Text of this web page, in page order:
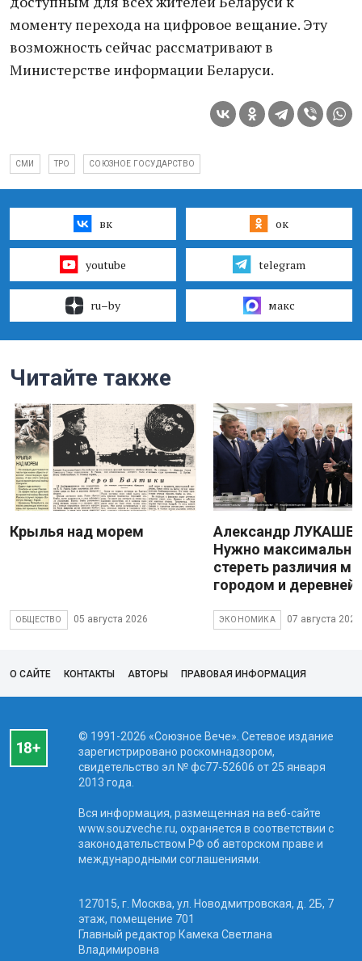
моменту перехода на цифровое вещание. Эту
возможность сейчас рассматривают в
Министерстве информации Беларуси.
СМИ ТРО СОЮЗНОЕ ГОСУДАРСТВО
вк ок
youtube telegram
ru–by макс
Читайте также
Крылья над морем
ОБЩЕСТВО 05 августа 2026
Александр
Нужно максимально
стереть различия
городом и деревней
ЭКОНОМИКА 07 августа 2026
О САЙТЕ КОНТАКТЫ АВТОРЫ ПРАВОВАЯ ИНФОРМАЦИЯ
© 1991-2026 «Союзное Вече». Сетевое издание
зарегистрировано роскомнадзором,
свидетельство эл № фc77-52606 от 25 января
2013 года.
Вся информация, размещенная на веб-сайте
www.souzveche.ru, охраняется в соответствии с
законодательством РФ об авторском праве и
международными соглашениями.
127015, г. Москва, ул. Новодмитровская, д. 2Б, 7
этаж, помещение 701
Главный редактор Камека Светлана
Владимировна